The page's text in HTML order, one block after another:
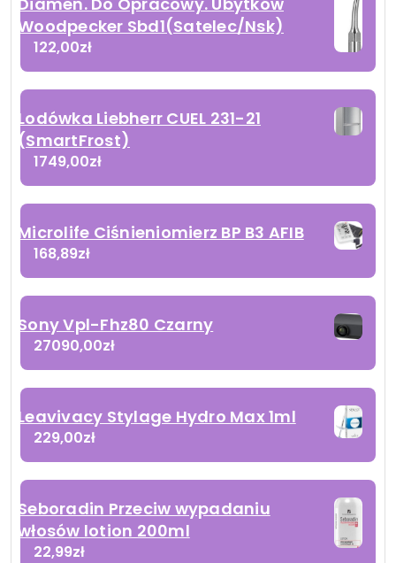
Woodpecker Sbd1(Satelec/Nsk)
122,00zł
Lodówka Liebherr CUEL 231-21
(SmartFrost)
1749,00zł
Microlife Ciśnieniomierz BP B3 AFIB
168,89zł
Sony Vpl-Fhz80 Czarny
27090,00zł
Leavivacy Stylage Hydro Max 1ml
229,00zł
Seboradin Przeciw wypadaniu
włosów lotion 200ml
22,99zł